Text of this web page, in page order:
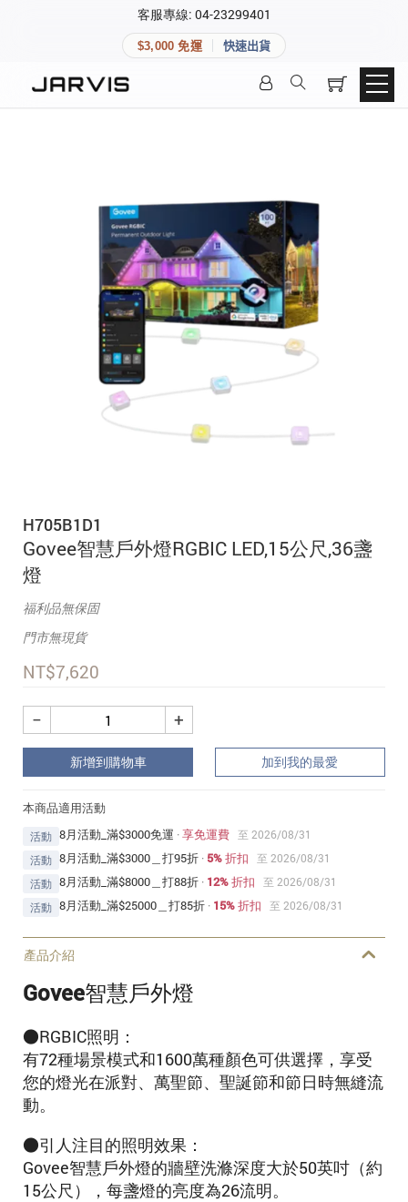
客服專線: 04-23299401
$3,000 免運 快速出貨
H705B1D1
Govee智慧戶外燈RGBIC LED,15公尺,36盞
燈
福利品無保固
門市無現貨
NT$7,620
+
−
新增到購物車 加到我的最愛
本商品適用活動
活動 8月活動_滿$3000免運 ·享免運費
至 2026/08/31
活動 8月活動_滿$3000＿打95折 · 5% 折扣
至 2026/08/31
活動 8月活動_滿$8000＿打88折 · 12% 折扣
至 2026/08/31
活動 8月活動_滿$25000＿打85折 · 15% 折扣 至 2026/08/31
產品介紹
Govee智慧戶外燈
●RGBIC照明：
有72種場景模式和1600萬種顏色可供選擇，享受
您的燈光在派對、萬聖節、聖誕節和節日時無縫流
動。 ​
●引人注目的照明效果：
Govee智慧戶外燈的牆壁洗滌深度大於50英吋（約
15公尺），每盞燈的亮度為26流明。
快速連結
精品家電
登入後可查看訂單、會員資料與收藏清單。
登入會員
建立新帳號
加入 JARVIS VIP